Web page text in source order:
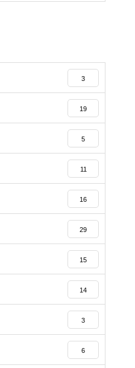
3
19
5
11
16
29
15
14
3
6